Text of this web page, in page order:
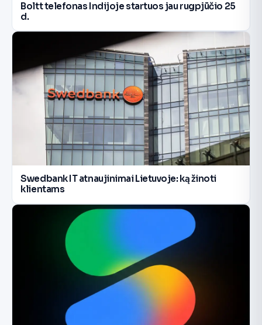
Boltt telefonas Indijoje startuos jau rugpjūčio 25
d.
Swedbank IT atnaujinimai Lietuvoje: ką žinoti
klientams